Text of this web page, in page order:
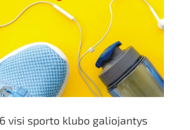
visi sporto klubo galiojantys